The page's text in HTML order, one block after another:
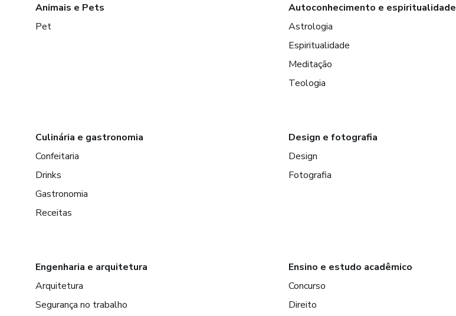
Animais e Pets
Pet
Autoconhecimento e espiritualidade
Astrologia
Espiritualidade
Meditação
Teologia
Culinária e gastronomia
Confeitaria
Drinks
Gastronomia
Receitas
Design e fotografia
Design
Fotografia
Engenharia e arquitetura
Arquitetura
Segurança no trabalho
Ensino e estudo acadêmico
Concurso
Direito